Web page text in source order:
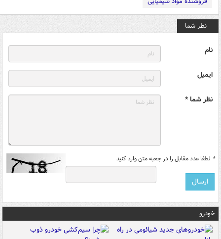
نظر شما
نام
ایمیل
نظر شما *
* لطفا عدد مقابل را در جعبه متن وارد کنید
خودرو